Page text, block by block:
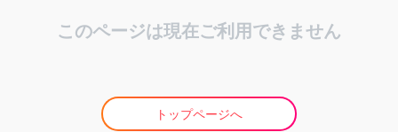
このページは現在ご利用できません